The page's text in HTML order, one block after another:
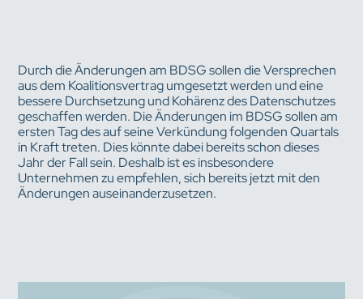
Durch die Änderungen am BDSG sollen die Versprechen
aus dem Koalitionsvertrag umgesetzt werden und eine
bessere Durchsetzung und Kohärenz des Datenschutzes
geschaffen werden. Die Änderungen im BDSG sollen am
ersten Tag des auf seine Verkündung folgenden Quartals
in Kraft treten. Dies könnte dabei bereits schon dieses
Jahr der Fall sein. Deshalb ist es insbesondere
Unternehmen zu empfehlen, sich bereits jetzt mit den
Änderungen auseinanderzusetzen.